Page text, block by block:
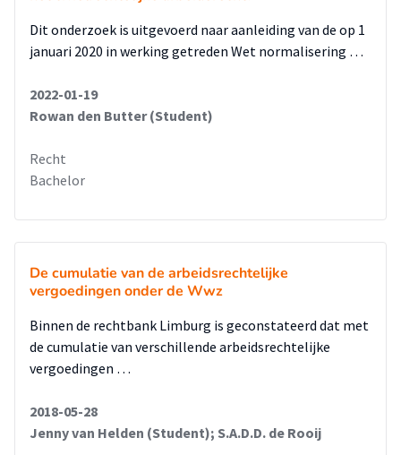
Dit onderzoek is uitgevoerd naar aanleiding van de op 1
januari 2020 in werking getreden Wet normalisering …
2022-01-19
Rowan den Butter (Student)
Recht
Bachelor
De cumulatie van de arbeidsrechtelijke
vergoedingen onder de Wwz
Binnen de rechtbank Limburg is geconstateerd dat met
de cumulatie van verschillende arbeidsrechtelijke
vergoedingen …
2018-05-28
Jenny van Helden (Student); S.A.D.D. de Rooij